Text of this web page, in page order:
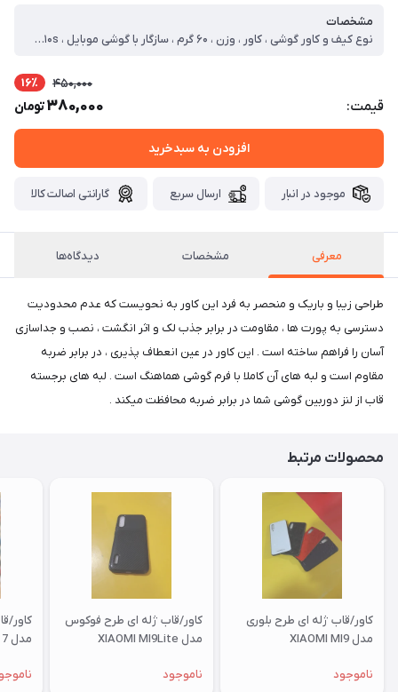
مشخصات
نوع کیف و کاور گوشی ، کاور ، وزن ، ۶۰ گرم ، سازگار با گوشی موبایل ، Samsung Galaxy A۱۰s ، ساختار ، مات ، سطح پوشش ، حفاظت از دکمه‌ها ، لبه راست ، لبه پایینی ، لبه چپ ، لبه بالایی ، قاب پشتی
قیمت:
450,000 16٪
380,000تومان
افزودن به سبدخرید
موجود در انبار ارسال سریع گارانتی اصالت کالا
معرفی مشخصات دیدگاه‌ها
طراحی زیبا و باریک و منحصر به فرد این کاور به نحویست که عدم محدودیت
دسترسی به پورت ها ، مقاومت در برابر جذب لک و اثر انگشت ، نصب و جداسازی
آسان را فراهم ساخته است . این کاور در عین انعطاف پذیری ، در برابر ضربه
مقاوم است و لبه های آن کاملا با فرم گوشی هماهنگ است . لبه های برجسته
قاب از لنز دوربین گوشی شما در برابر ضربه محافظت میکند .
محصولات مرتبط
کاور/قاب ژله ای طرح بلوری
مدل XIAOMI MI9
ناموجود
کاور/قاب ژله ای طرح فوکوس
مدل XIAOMI MI9Lite
ناموجود
کاور/
مدل XIAOMI RM 7